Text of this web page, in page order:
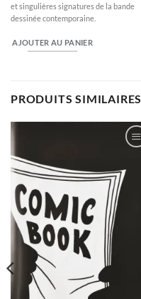
et singulières signatures de la bande
dessinée contemporaine.
AJOUTER AU PANIER
PRODUITS SIMILAIRES
wishlist